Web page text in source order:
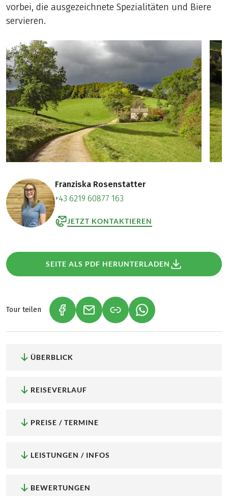
vorbei, die ausgezeichnete Spezialitäten und Biere
servieren.
Franziska Rosenstatter
+43 6219 60877 163
JETZT KONTAKTIEREN
SEITE ALS PDF HERUNTERLADEN
Tour teilen (LINK ÖFFNET IN NEUEM TAB)
(LINK ÖFFNET IN NEUEM TAB)
(LINK ÖFFNET IN
ÜBERBLICK
REISEVERLAUF
PREISE / TERMINE
LEISTUNGEN / INFOS
BEWERTUNGEN